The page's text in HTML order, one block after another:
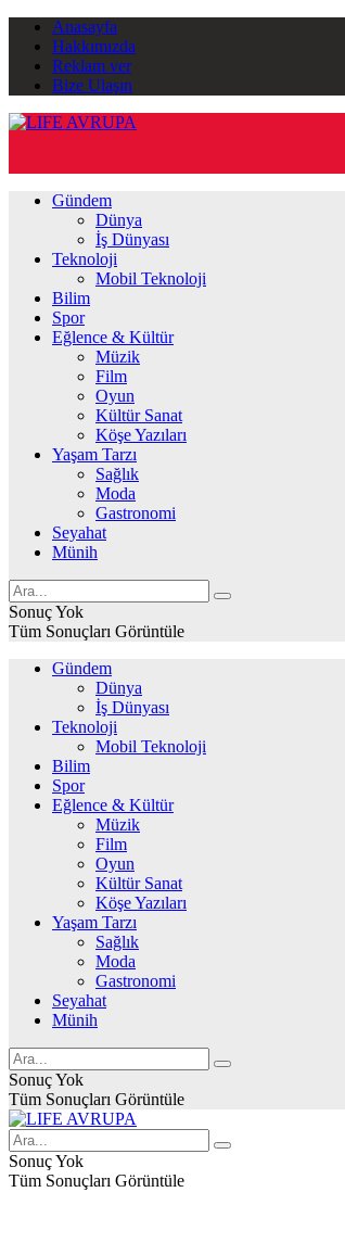
Anasayfa
Hakkımızda
Reklam ver
Bize Ulaşın
Gündem
Dünya
İş Dünyası
Teknoloji
Mobil Teknoloji
Bilim
Spor
Eğlence & Kültür
Müzik
Film
Oyun
Kültür Sanat
Köşe Yazıları
Yaşam Tarzı
Sağlık
Moda
Gastronomi
Seyahat
Münih
Sonuç Yok
Tüm Sonuçları Görüntüle
Gündem
Dünya
İş Dünyası
Teknoloji
Mobil Teknoloji
Bilim
Spor
Eğlence & Kültür
Müzik
Film
Oyun
Kültür Sanat
Köşe Yazıları
Yaşam Tarzı
Sağlık
Moda
Gastronomi
Seyahat
Münih
Sonuç Yok
Tüm Sonuçları Görüntüle
Sonuç Yok
Tüm Sonuçları Görüntüle